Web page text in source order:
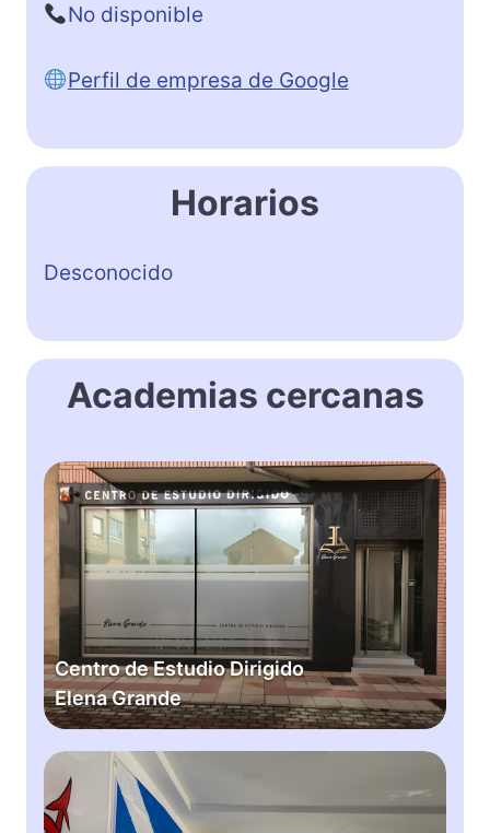
No disponible
Perfil de empresa de Google
Horarios
Desconocido
Academias cercanas
Centro de Estudio Dirigido
Elena Grande
C
d
e
E
s
u
i
C
n